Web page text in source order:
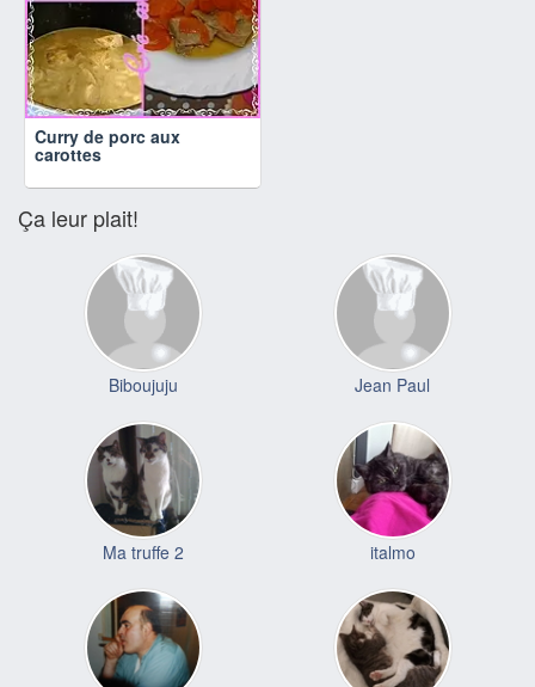
Curry de porc aux
carottes
Ça leur plait!
Biboujuju Jean Paul
Ma truffe 2 italmo